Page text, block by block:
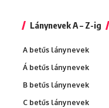
Lánynevek A – Z-ig
A betűs lánynevek
Á betűs lánynevek
B betűs lánynevek
C betűs lánynevek